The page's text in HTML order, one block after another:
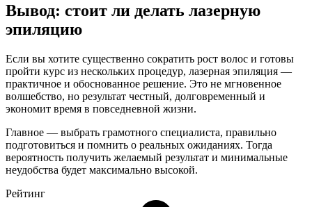
Вывод: стоит ли делать лазерную
эпиляцию
Если вы хотите существенно сократить рост волос и готовы
пройти курс из нескольких процедур, лазерная эпиляция —
практичное и обоснованное решение. Это не мгновенное
волшебство, но результат честный, долговременный и
экономит время в повседневной жизни.
Главное — выбрать грамотного специалиста, правильно
подготовиться и помнить о реальных ожиданиях. Тогда
вероятность получить желаемый результат и минимальные
неудобства будет максимально высокой.
Рейтинг